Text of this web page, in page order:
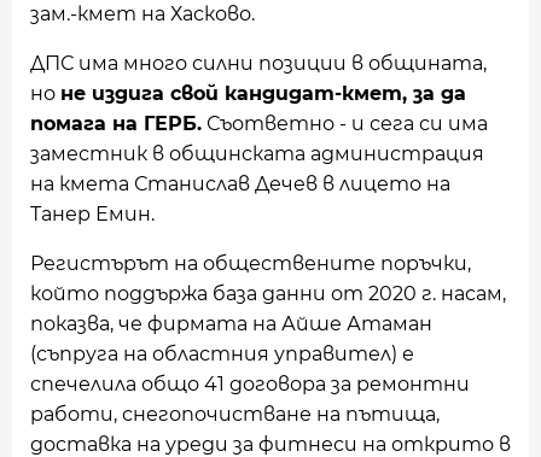
зам.-кмет на Хасково.
ДПС има много силни позиции в общината,
но не издига свой кандидат-кмет, за да
помага на ГЕРБ. Съответно - и сега си има
заместник в общинската администрация
на кмета Станислав Дечев в лицето на
Танер Емин.
Регистърът на обществените поръчки,
който поддържа база данни от 2020 г. насам,
показва, че фирмата на Айше Атаман
(съпруга на областния управител) е
спечелила общо 41 договора за ремонтни
работи, снегопочистване на пътища,
доставка на уреди за фитнеси на открито в